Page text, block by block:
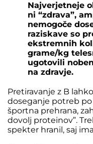
Najverjetneje
ni “zdrava”,
nemogoče
raziskave so
ekstremnih
grame/kg
ugotovili
na zdravje.
Pretiravanje z B
doseganje potreb po
športna prehrana,
dovolj proteinov”.
spekter hranil, saj